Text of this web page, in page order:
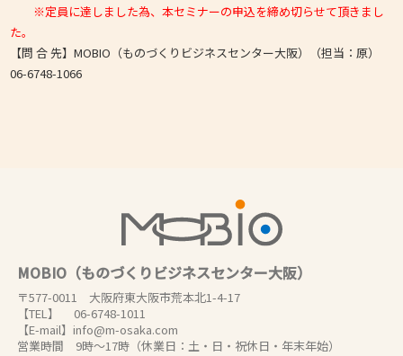
※定員に達しました為、本セミナーの申込を締め切らせて頂きまし
た。
【問 合 先】MOBIO（ものづくりビジネスセンター大阪）（担当：原）
06-6748-1066
MOBIO（ものづくりビジネスセンター大阪）
〒577-0011 大阪府東大阪市荒本北1-4-17
【TEL】 06-6748-1011
【E-mail】info@m-osaka.com
営業時間 9時～17時（休業日：土・日・祝休日・年末年始）